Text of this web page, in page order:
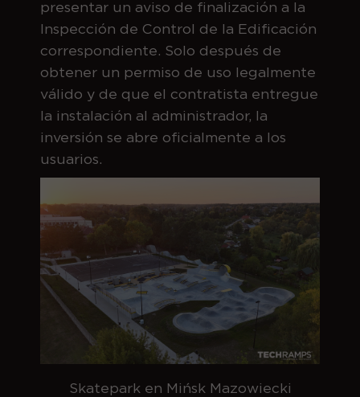
presentar un aviso de finalización a la
Inspección de Control de la Edificación
correspondiente. Solo después de
obtener un permiso de uso legalmente
válido y de que el contratista entregue
la instalación al administrador, la
inversión se abre oficialmente a los
usuarios.
Skatepark en Mińsk Mazowiecki